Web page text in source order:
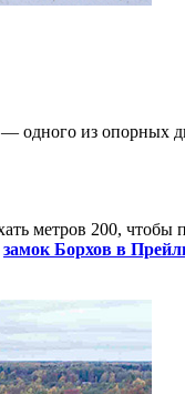
одного из опорных
метров 200, чтобы
замок Борхов в